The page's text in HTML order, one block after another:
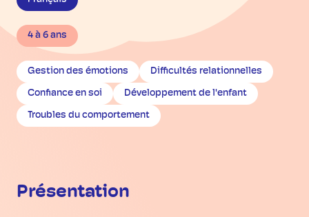
4 à 6 ans
Gestion des émotions Difficultés relationnelles
Confiance en soi Développement de l'enfant
Troubles du comportement
Présentation